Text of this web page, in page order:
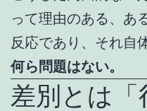
って理由のある、あ
反応であり、それ自
何ら問題はない。
差別とは「